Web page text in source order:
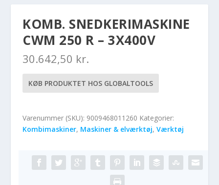
KOMB. SNEDKERIMASKINE
CWM 250 R – 3X400V
30.642,50 kr.
KØB PRODUKTET HOS GLOBALTOOLS
Varenummer (SKU): 9009468011260 Kategorier:
Kombimaskiner, Maskiner & elværktøj,Værktøj